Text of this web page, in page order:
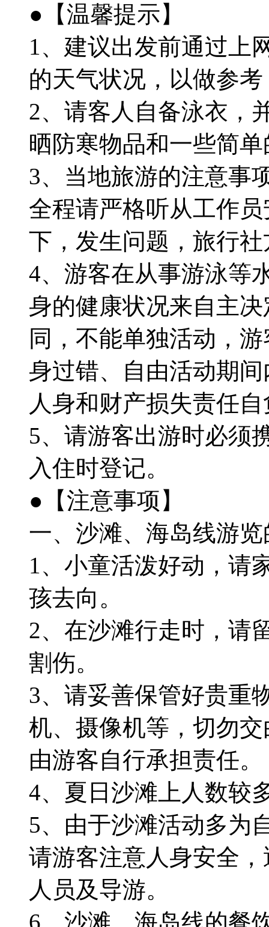
●【温馨提示】
1、建议出发前通过上
的天气状况，以做参
2、请客人自备泳衣，
晒防寒物品和一些简
3、当地旅游的注意事
全程请严格听从工作
下，发生问题，旅行
4、游客在从事游泳等
身的健康状况来自主
同，不能单独活动，
身过错、自由活动期
人身和财产损失责任
5、请游客出游时必须
入住时登记。
●【注意事项】
一、沙滩、海岛线游
1、小童活泼好动，请
孩去向。
2、在沙滩行走时，请
割伤。
3、请妥善保管好贵重
机、摄像机等，切勿
由游客自行承担责任。
4、夏日沙滩上人数较
5、由于沙滩活动多为
请游客注意人身安全
人员及导游。
6、沙滩、海岛线的餐